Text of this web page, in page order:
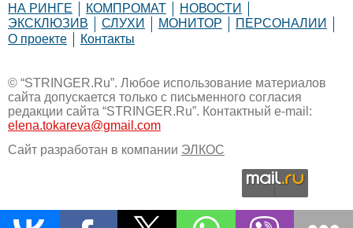
НА РИНГЕ КОМПРОМАТ
НОВОСТИ
ЭКСКЛЮЗИВ
СЛУХИ МОНИТОР
ПЕРСОНАЛИИ
О проекте
Контакты
© “STRINGER.Ru”. Любое использование материалов
сайта допускается только с письменного согласия
редакции сайта “STRINGER.Ru”. Контактный e-mail:
elena.tokareva@gmail.com
Сайт разработан в компании ЭЛКОС